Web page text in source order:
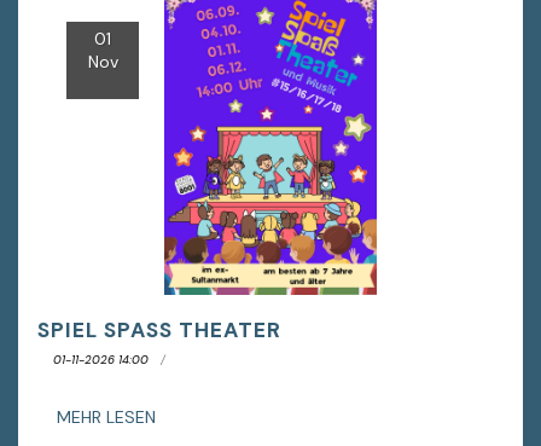
01
Nov
SPIEL SPASS THEATER
01-11-2026 14:00
MEHR LESEN